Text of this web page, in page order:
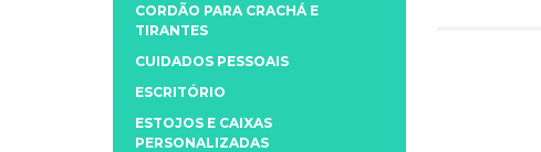
CORDÃO PARA CRACHÁ E
TIRANTES
CUIDADOS PESSOAIS
ESCRITÓRIO
ESTOJOS E CAIXAS
PERSONALIZADAS